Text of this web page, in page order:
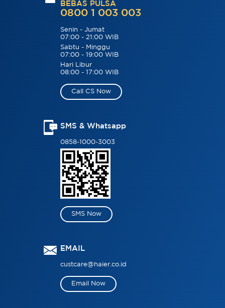
BEBAS PULSA
0800 1 003 003
Senin - Jumat
07:00 - 21:00 WIB
Sabtu - Minggu
07:00 - 19:00 WIB
Hari Libur
08:00 - 17:00 WIB
Call CS Now
SMS & Whatsapp
0858-1000-3003
SMS Now
EMAIL
custcare@haier.co.id
Email Now